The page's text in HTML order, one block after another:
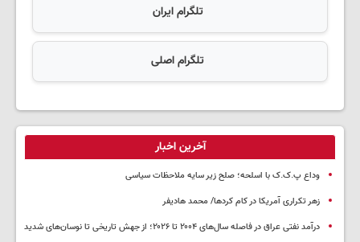
تلگرام ایران
تلگرام اصلی
آخرین اخبار
وداع پ.ک.ک با اسلحه؛ صلح زیر سایه ملاحظات سیاسی
زهر تکراری آمریکا در کام کردها/ محمد هادیفر
درآمد نفتی عراق در فاصله سال‌های ۲۰۰۴ تا ۲۰۲۶؛ از جهش تاریخی تا نوسان‌های شدید